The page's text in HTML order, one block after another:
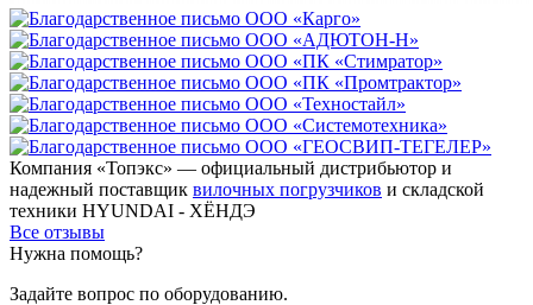
Компания «Топэкс» — официальный дистрибьютор и
надежный поставщик вилочных погрузчиков и складской
техники HYUNDAI - ХЁНДЭ
Все отзывы
Нужна помощь?
Задайте вопрос по оборудованию.